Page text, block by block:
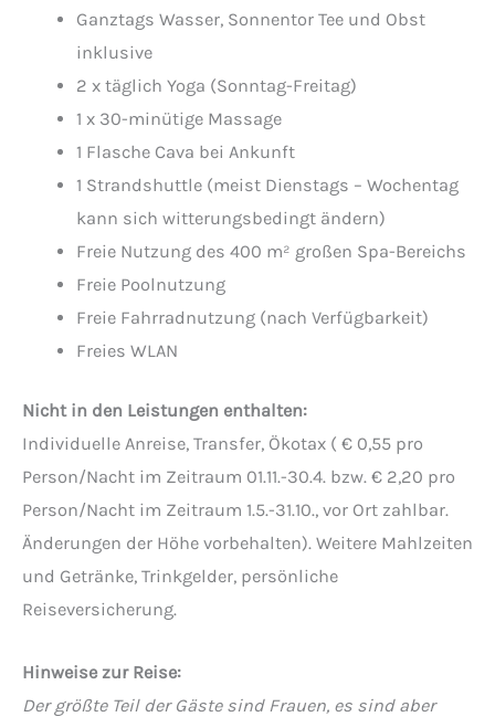
Ganztags Wasser, Sonnentor Tee und Obst
inklusive
2 x täglich Yoga (Sonntag-Freitag)
1 x 30-minütige Massage
1 Flasche Cava bei Ankunft
1 Strandshuttle (meist Dienstags – Wochentag
kann sich witterungsbedingt ändern)
Freie Nutzung des 400 m² großen Spa-Bereichs
Freie Poolnutzung
Freie Fahrradnutzung (nach Verfügbarkeit)
Freies WLAN
Nicht in den Leistungen enthalten:
Individuelle Anreise, Transfer, Ökotax ( € 0,55 pro
Person/Nacht im Zeitraum 01.11.-30.4. bzw. € 2,20 pro
Person/Nacht im Zeitraum 1.5.-31.10., vor Ort zahlbar.
Änderungen der Höhe vorbehalten). Weitere Mahlzeiten
und Getränke, Trinkgelder, persönliche
Reiseversicherung.
Hinweise zur Reise:
Der größte Teil der Gäste sind Frauen, es sind aber